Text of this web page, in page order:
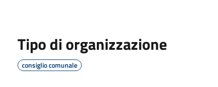
Tipo di organizzazione
consiglio comunale